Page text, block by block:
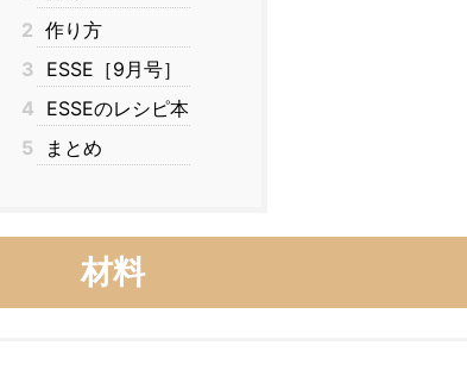
2 作り方
3 ESSE［9月号］
4 ESSEのレシピ本
5
まとめ
材料